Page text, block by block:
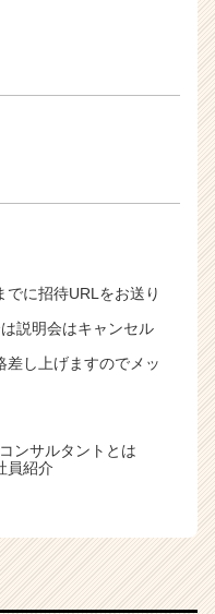
に招待URLをお送り
説明会はキャンセル
し上げますのでメッ
ンサルタントとは
員紹介